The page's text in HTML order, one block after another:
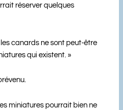
réserver quelques
canards ne sont peut-être
qui existent. »
miniatures pourrait bien ne